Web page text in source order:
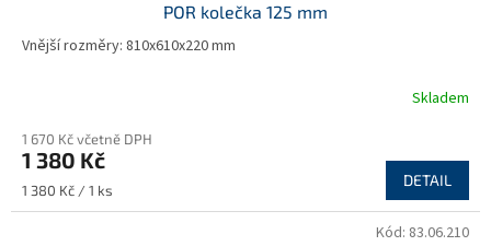
POR kolečka 125 mm
Vnější rozměry: 810x610x220 mm
Skladem
1 670 Kč včetně DPH
1 380 Kč
Měrná
cena:
1 380 Kč / 1 ks
DETAIL
Kód: 83.06.210